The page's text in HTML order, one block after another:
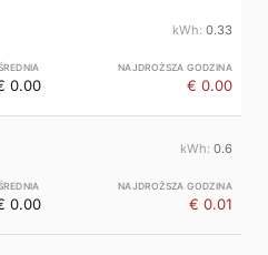
0.33
0.00 € 0.00
0.6
0.00 € 0.01